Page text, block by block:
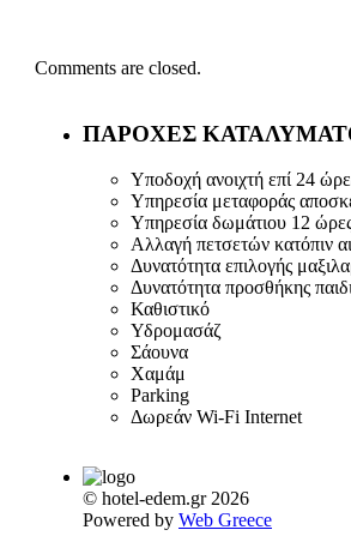
Comments are closed.
ΠΑΡΟΧΕΣ
Υποδοχή ανοιχτή επί 24
Υπηρεσία μεταφοράς
Υπηρεσία δωμάτιου 12
Αλλαγή πετσετών κατόπιν
Δυνατότητα επιλογής
Δυνατότητα προσθήκης
Καθιστικό
Υδρομασάζ
Σάουνα
Χαμάμ
Parking
Δωρεάν Wi-Fi Internet
© hotel-edem.gr 2026
Powered by Web Greece